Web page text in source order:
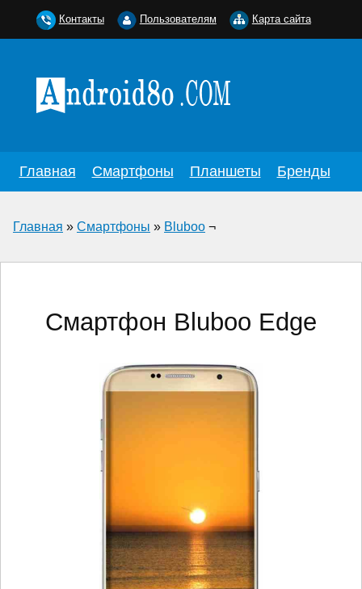
Главная Смартфоны Планшеты Бренды
Главная » Смартфоны » Bluboo ¬
Смартфон Bluboo Edge
Контакты Пользователям Карта сайта